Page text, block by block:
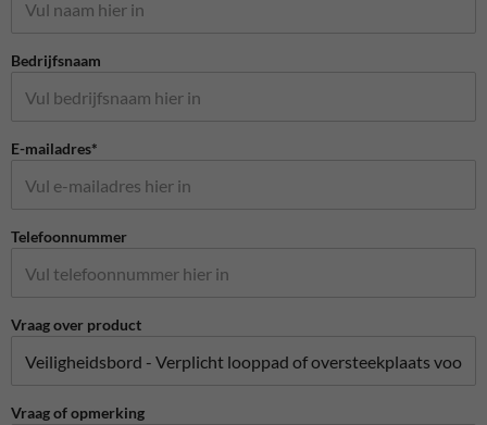
Bedrijfsnaam
E-mailadres*
Telefoonnummer
Vraag over product
Vraag of opmerking